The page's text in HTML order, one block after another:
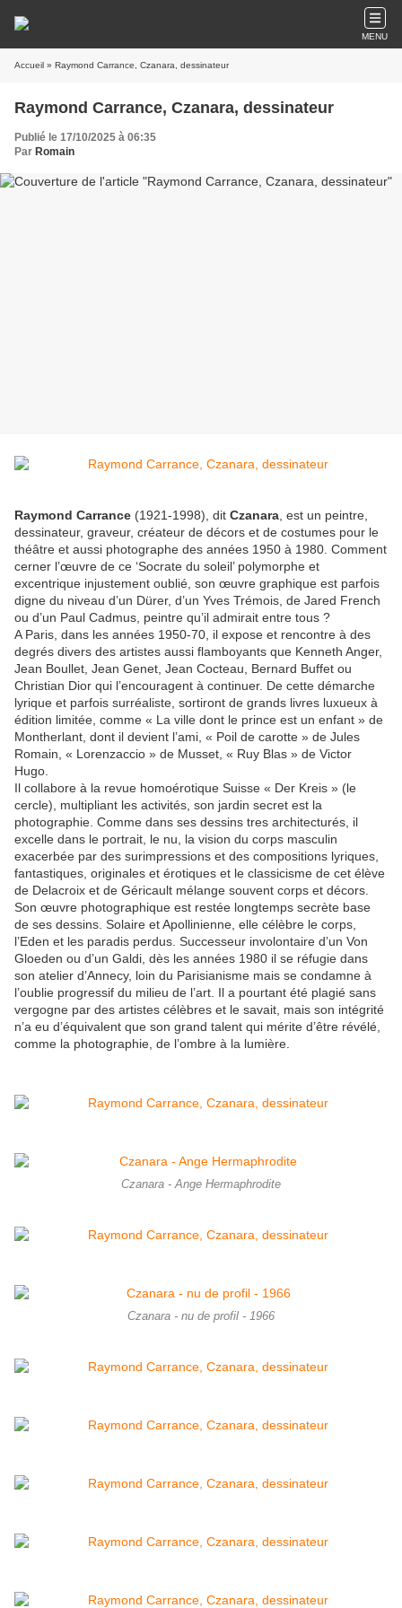
MENU
Accueil » Raymond Carrance, Czanara, dessinateur
Raymond Carrance, Czanara, dessinateur
Publié le 17/10/2025 à 06:35
Par Romain
Raymond Carrance (1921-1998), dit Czanara , est un peintre,
dessinateur, graveur, créateur de décors et de costumes pour le
théâtre et aussi photographe des années 1950 à 1980. Comment
cerner l’œuvre de ce ‘Socrate du soleil’ polymorphe et
excentrique injustement oublié, son œuvre graphique est parfois
digne du niveau d’un Dürer, d’un Yves Trémois, de Jared French
ou d’un Paul Cadmus, peintre qu’il admirait entre tous ?
A Paris, dans les années 1950-70, il expose et rencontre à des
degrés divers des artistes aussi flamboyants que Kenneth Anger,
Jean Boullet, Jean Genet, Jean Cocteau, Bernard Buffet ou
Christian Dior qui l’encouragent à continuer. De cette démarche
lyrique et parfois surréaliste, sortiront de grands livres luxueux à
édition limitée, comme « La ville dont le prince est un enfant » de
Montherlant, dont il devient l’ami, « Poil de carotte » de Jules
Romain, « Lorenzaccio » de Musset, « Ruy Blas » de Victor
Hugo.
Il collabore à la revue homoérotique Suisse « Der Kreis » (le
cercle), multipliant les activités, son jardin secret est la
photographie. Comme dans ses dessins tres architecturés, il
excelle dans le portrait, le nu, la vision du corps masculin
exacerbée par des surimpressions et des compositions lyriques,
fantastiques, originales et érotiques et le classicisme de cet élève
de Delacroix et de Géricault mélange souvent corps et décors.
Son œuvre photographique est restée longtemps secrète base
de ses dessins. Solaire et Apollinienne, elle célèbre le corps,
l’Eden et les paradis perdus. Successeur involontaire d’un Von
Gloeden ou d’un Galdi, dès les années 1980 il se réfugie dans
son atelier d’Annecy, loin du Parisianisme mais se condamne à
l’oublie progressif du milieu de l’art. Il a pourtant été plagié sans
vergogne par des artistes célèbres et le savait, mais son intégrité
n’a eu d’équivalent que son grand talent qui mérite d’être révélé,
comme la photographie, de l’ombre à la lumière.
Czanara - Ange Hermaphrodite
Czanara - nu de profil - 1966